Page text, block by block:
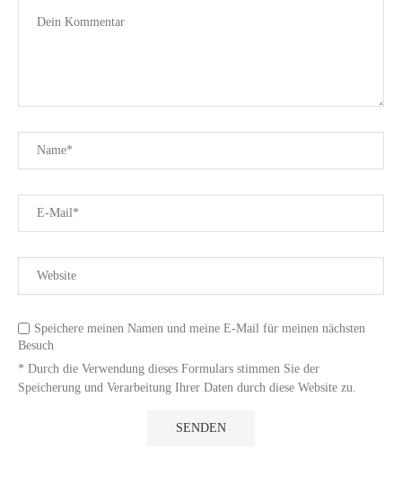
Speichere meinen Namen und meine E-Mail für meinen nächsten
Besuch
* Durch die Verwendung dieses Formulars stimmen Sie der
Speicherung und Verarbeitung Ihrer Daten durch diese Website zu.